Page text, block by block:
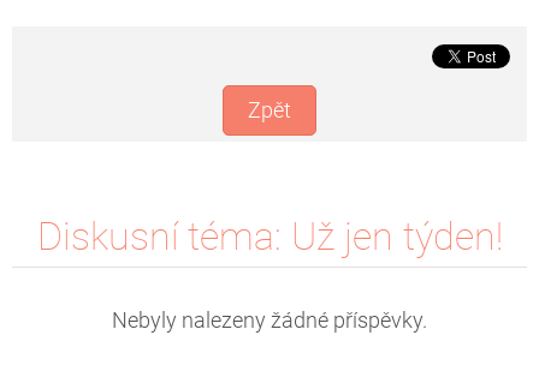
Zpět
Diskusní téma: Už jen týden!
Nebyly nalezeny žádné příspěvky.